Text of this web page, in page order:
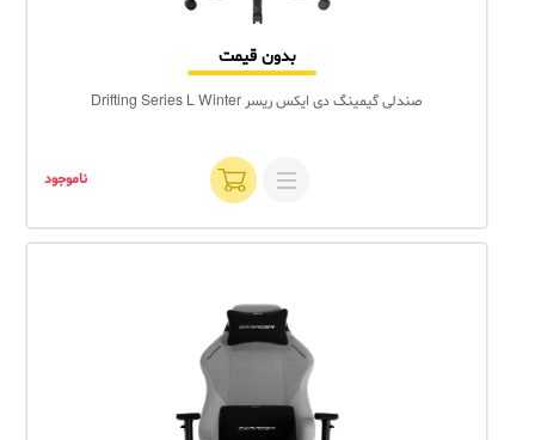
بدون قیمت
صندلی گیمینگ دی ایکس ریسر Drifting Series L Winter
ناموجود